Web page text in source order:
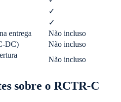
✓
✓
entrega
Não incluso
DC)
Não incluso
Não incluso
sobre o RCTR-C